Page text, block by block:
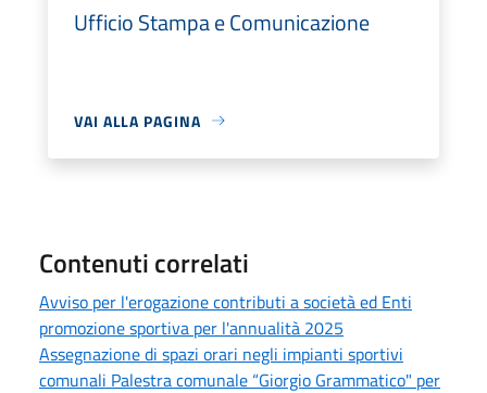
Ufficio Stampa e Comunicazione
VAI ALLA PAGINA
Contenuti correlati
Avviso per l'erogazione contributi a società ed Enti
promozione sportiva per l'annualità 2025
Assegnazione di spazi orari negli impianti sportivi
comunali Palestra comunale “Giorgio Grammatico" per